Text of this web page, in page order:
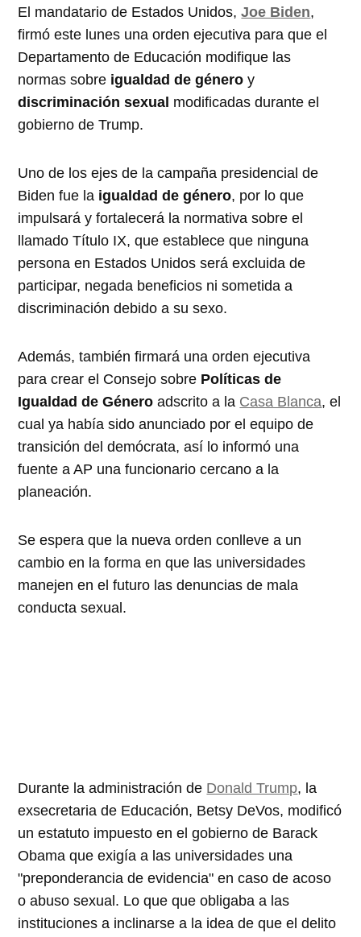
El mandatario de Estados Unidos,Joe Biden,
firmó este lunes una orden ejecutiva para que el
Departamento de Educación modifique las
normas sobre igualdad de género y
discriminación sexual modificadas durante el
gobierno de Trump.
Uno de los ejes de la campaña presidencial de
Biden fue la igualdad de género, por lo que
impulsará y fortalecerá la normativa sobre el
llamado Título IX, que establece que ninguna
persona en Estados Unidos será excluida de
participar, negada beneficios ni sometida a
discriminación debido a su sexo.
Además, también firmará una orden ejecutiva
para crear el Consejo sobre Políticas de
Igualdad de Género adscrito a la Casa Blanca, el
cual ya había sido anunciado por el equipo de
transición del demócrata, así lo informó una
fuente a AP una funcionario cercano a la
planeación.
Se espera que la nueva orden conlleve a un
cambio en la forma en que las universidades
manejen en el futuro las denuncias de mala
conducta sexual.
Durante la administración de Donald Trump, la
exsecretaria de Educación, Betsy DeVos, modificó
un estatuto impuesto en el gobierno de Barack
Obama que exigía a las universidades una
"preponderancia de evidencia" en caso de acoso
o abuso sexual. Lo que que obligaba a las
instituciones a inclinarse a la idea de que el delito